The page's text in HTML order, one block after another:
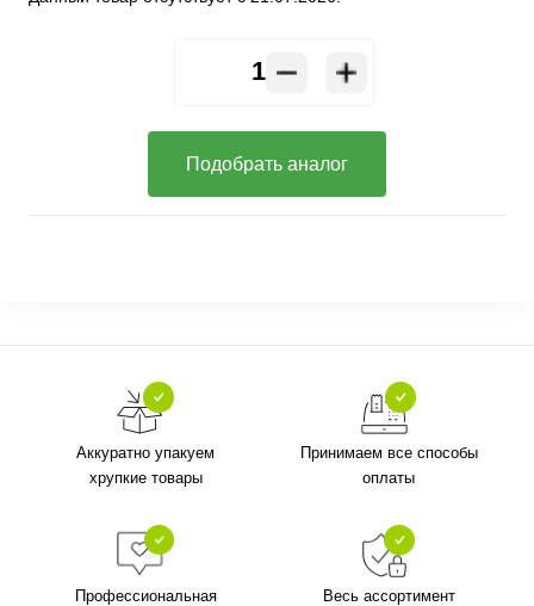
Подобрать аналог
Аккуратно упакуем
хрупкие товары
Принимаем все способы
оплаты
Профессиональная
Весь ассортимент